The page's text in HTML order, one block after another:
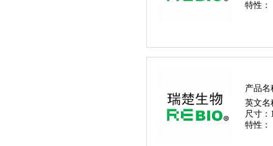
特性：
产品名
英文名
尺寸：
特性：